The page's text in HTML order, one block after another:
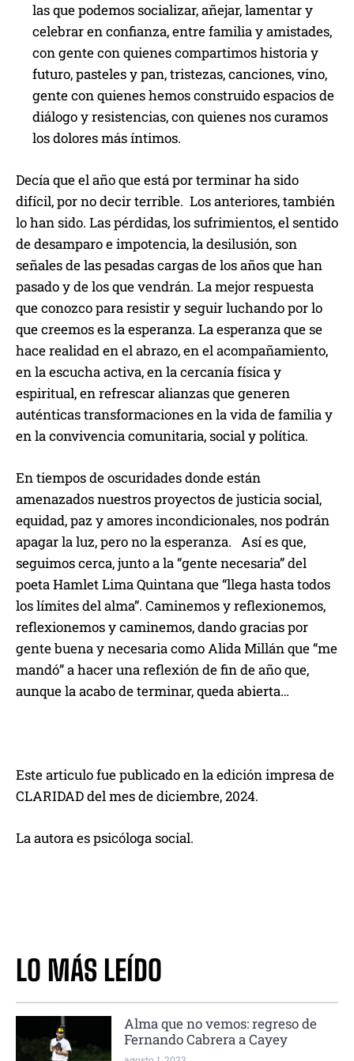
las que podemos socializar, añejar, lamentar y
celebrar en confianza, entre familia y amistades,
con gente con quienes compartimos historia y
futuro, pasteles y pan, tristezas, canciones, vino,
gente con quienes hemos construido espacios de
diálogo y resistencias, con quienes nos curamos
los dolores más íntimos.
Decía que el año que está por terminar ha sido
difícil, por no decir terrible. Los anteriores, también
lo han sido. Las pérdidas, los sufrimientos, el sentido
de desamparo e impotencia, la desilusión, son
señales de las pesadas cargas de los años que han
pasado y de los que vendrán. La mejor respuesta
que conozco para resistir y seguir luchando por lo
que creemos es la esperanza. La esperanza que se
hace realidad en el abrazo, en el acompañamiento,
en la escucha activa, en la cercanía física y
espiritual, en refrescar alianzas que generen
auténticas transformaciones en la vida de familia y
en la convivencia comunitaria, social y política.
En tiempos de oscuridades donde están
amenazados nuestros proyectos de justicia social,
equidad, paz y amores incondicionales, nos podrán
apagar la luz, pero no la esperanza. Así es que,
seguimos cerca, junto a la “gente necesaria” del
poeta Hamlet Lima Quintana que “llega hasta todos
los límites del alma”. Caminemos y reflexionemos,
reflexionemos y caminemos, dando gracias por
gente buena y necesaria como Alida Millán que “me
mandó” a hacer una reflexión de fin de año que,
aunque la acabo de terminar, queda abierta…
Este articulo fue publicado en la edición impresa de
CLARIDAD del mes de diciembre, 2024.
La autora es psicóloga social.
LO MÁS LEÍDO
Alma que no vemos: regreso de
Fernando Cabrera a Cayey